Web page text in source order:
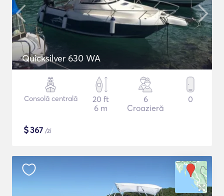
Quicksilver 630 WA
Consolă centrală
20 ft
6 m
6
Croazieră
0
$367 /zi